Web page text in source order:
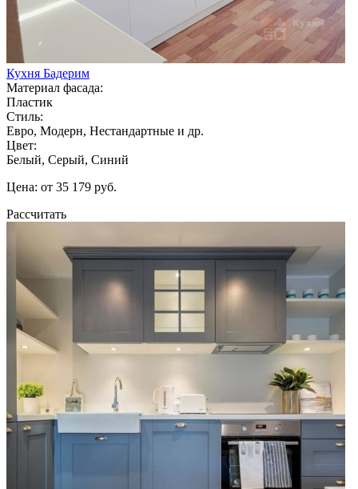
Кухня Бадерим
Материал фасада:
Пластик
Стиль:
Евро, Модерн, Нестандартные и др.
Цвет:
Белый, Серый, Синий
Цена: от 35 179 руб.
Рассчитать